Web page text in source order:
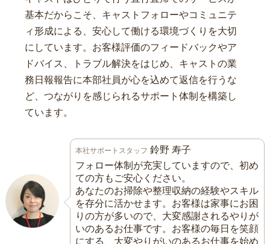
基本だからこそ、キャストフォローやコミュニテ
ィ形成による、安心して働ける環境づくりを大切
にしています。お客様評価のフィードバックやア
ドバイス、トラブル解決をはじめ、キャストの業
務日報報告に本部社員が心を込めて返信を行うな
ど、つながりを感じられるサポート体制を構築し
ています。
本社サポートスタッフ 鈴野 寿子
フォロー体制が充実していますので、初め
ての方もご安心ください。
あなたのお掃除や整理収納の経験やスキル
を存分に活かせます。お客様は家事にお困
りの方が多いので、大変感謝されるやりが
いのあるお仕事です。お客様の毎日を笑顔
にする、大変やりがいのあるお仕事を始め